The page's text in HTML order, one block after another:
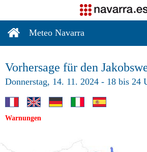
Meteo Navarra
Vorhersage für den
Donnerstag, 14. 11. 2024 - 18 bis 24
Warnungen